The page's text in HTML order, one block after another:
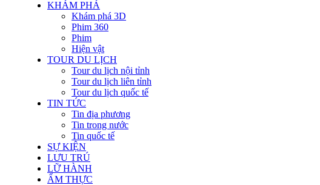
KHÁM PHÁ
Khám phá 3D
Phim 360
Phim
Hiện vật
TOUR DU LỊCH
Tour du lịch nội tỉnh
Tour du lịch liên tỉnh
Tour du lịch quốc tế
TIN TỨC
Tin địa phương
Tin trong nước
Tin quốc tế
SỰ KIỆN
LƯU TRÚ
LỮ HÀNH
ẨM THỰC